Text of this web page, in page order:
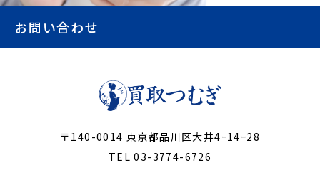
お問い合わせ
〒140-0014 東京都品川区大井4ｰ14ｰ28
TEL 03-3774-6726